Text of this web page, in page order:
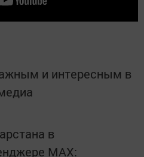
и интересным в
в
MАХ: